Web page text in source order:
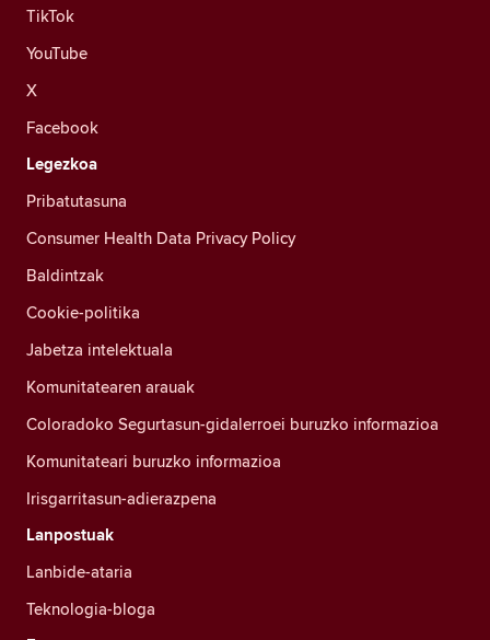
TikTok
YouTube
X
Facebook
Legezkoa
Pribatutasuna
Consumer Health Data Privacy Policy
Baldintzak
Cookie-politika
Jabetza intelektuala
Komunitatearen arauak
Coloradoko Segurtasun-gidalerroei buruzko informazioa
Komunitateari buruzko informazioa
Irisgarritasun-adierazpena
Lanpostuak
Lanbide-ataria
Teknologia-bloga